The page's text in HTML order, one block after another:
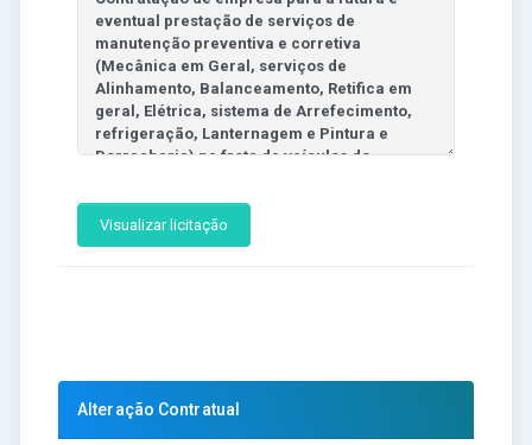
Visualizar licitação
Alteração Contratual